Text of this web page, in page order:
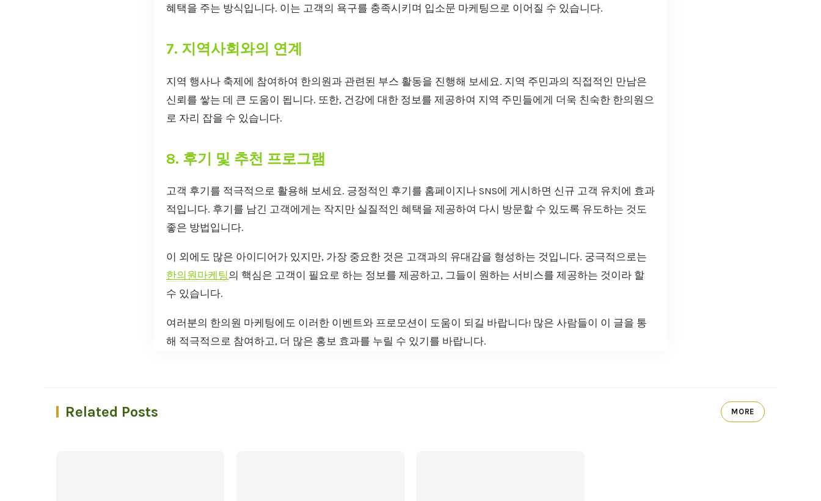
혜택을 주는 방식입니다. 이는 고객의 욕구를 충족시키며 입소문 마케팅으로 이어질 수 있습니다.
7. 지역사회와의 연계
지역 행사나 축제에 참여하여 한의원과 관련된 부스 활동을 진행해 보세요. 지역 주민과의 직접적인 만남은
신뢰를 쌓는 데 큰 도움이 됩니다. 또한, 건강에 대한 정보를 제공하여 지역 주민들에게 더욱 친숙한 한의원으
로 자리 잡을 수 있습니다.
8. 후기 및 추천 프로그램
고객 후기를 적극적으로 활용해 보세요. 긍정적인 후기를 홈페이지나 SNS에 게시하면 신규 고객 유치에 효과
적입니다. 후기를 남긴 고객에게는 작지만 실질적인 혜택을 제공하여 다시 방문할 수 있도록 유도하는 것도
좋은 방법입니다.
이 외에도 많은 아이디어가 있지만, 가장 중요한 것은 고객과의 유대감을 형성하는 것입니다. 궁극적으로는
한의원마케팅의 핵심은 고객이 필요로 하는 정보를 제공하고, 그들이 원하는 서비스를 제공하는 것이라 할
수 있습니다.
여러분의 한의원 마케팅에도 이러한 이벤트와 프로모션이 도움이 되길 바랍니다! 많은 사람들이 이 글을 통
해 적극적으로 참여하고, 더 많은 홍보 효과를 누릴 수 있기를 바랍니다.
Related Posts MORE